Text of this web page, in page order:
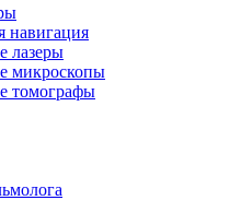
навигация
лазеры
микроскопы
томографы